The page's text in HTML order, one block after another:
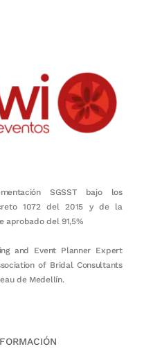
SGSST bajo los
1072 del 2015 y de la
aprobado del 91,5%
and Event Planner Expert
of Bridal Consultants
de Medellín.